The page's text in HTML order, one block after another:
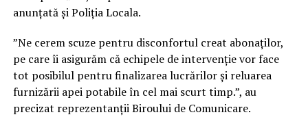
anunțată și Poliția Locala.
”Ne cerem scuze pentru disconfortul creat abonaților,
pe care îi asigurăm că echipele de intervenție vor face
tot posibilul pentru finalizarea lucrărilor și reluarea
furnizării apei potabile în cel mai scurt timp.”, au
precizat reprezentanții Biroului de Comunicare.